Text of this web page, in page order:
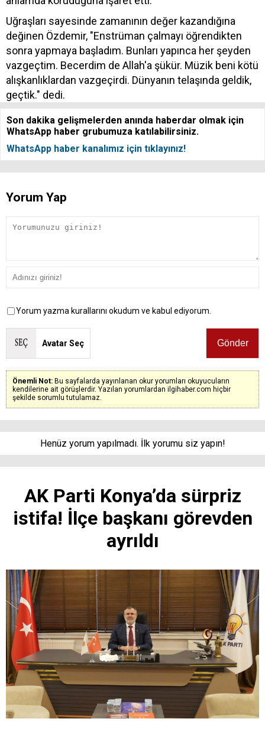
Uğraşları sayesinde zamanının değer kazandığına
değinen Özdemir, "Enstrüman çalmayı öğrendikten
sonra yapmaya başladım. Bunları yapınca her şeyden
vazgeçtim. Becerdim de Allah'a şükür. Müzik beni kötü
alışkanlıklardan vazgeçirdi. Dünyanın telaşında geldik,
geçtik." dedi.
Son dakika gelişmelerden anında haberdar olmak için
WhatsApp haber grubumuza katılabilirsiniz.
WhatsApp haber kanalımız için tıklayınız!
Yorum Yap
Yorum yazma kurallarını okudum ve kabul ediyorum.
Avatar Seç
Önemli Not: Bu sayfalarda yayınlanan okur yorumları okuyucuların
kendilerine ait görüşlerdir. Yazılan yorumlardan ilgihaber.com hiçbir
şekilde sorumlu tutulamaz.
Henüz yorum yapılmadı. İlk yorumu siz yapın!
AK Parti Konya’da sürpriz
istifa! İlçe başkanı görevden
ayrıldı